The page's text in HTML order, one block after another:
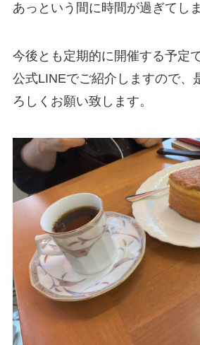
あっという間に時間が過ぎてし
今後とも定期的に開催する予定で
公式LINEでご紹介しますので、
ろしくお願い致します。